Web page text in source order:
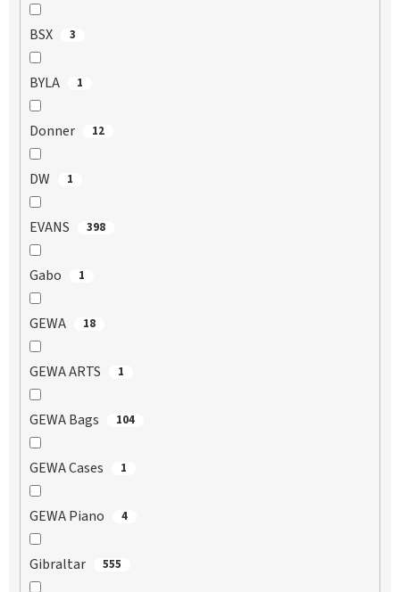
BSX 3
BYLA 1
Donner 12
DW 1
EVANS 398
Gabo 1
GEWA 18
GEWA ARTS 1
GEWA Bags 104
GEWA Cases 1
GEWA Piano 4
Gibraltar 555